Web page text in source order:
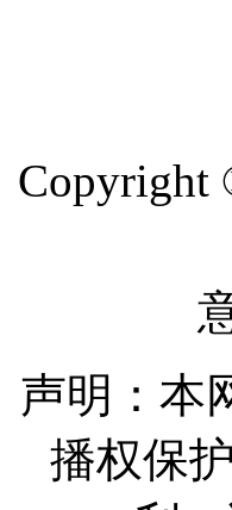
Copyright
声明：本
播权保